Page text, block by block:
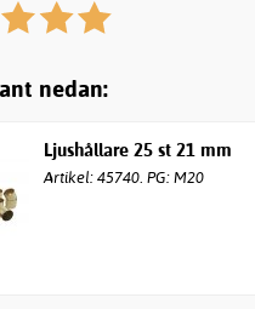
nedan:
Ljushållare 25 st 21 mm
Artikel: 45740. PG: M20